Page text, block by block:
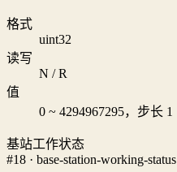
格式
uint32
读写
N / R
值
0 ~ 4294967295，步长 1
基站工作状态
#18 · base-station-working-status